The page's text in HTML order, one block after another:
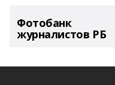
Фотобанк
журналистов РБ